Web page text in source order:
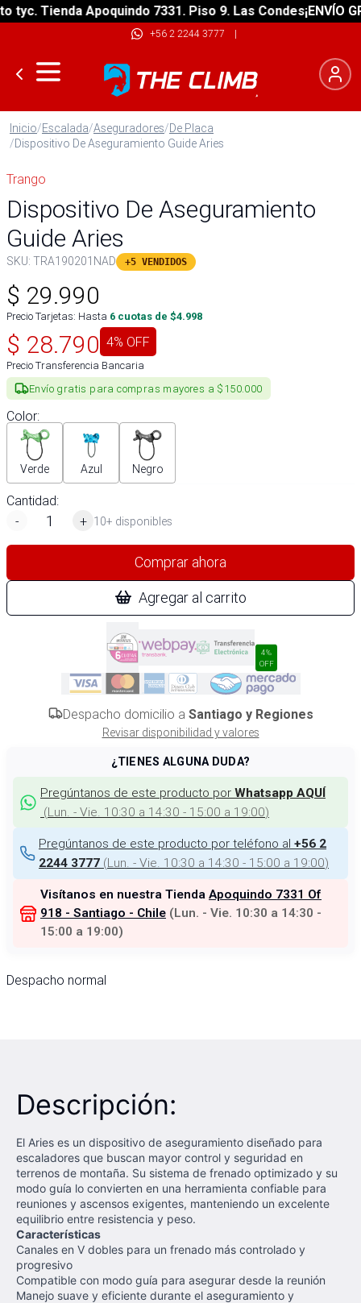
Tienda Apoquindo 7331. Piso 9. Las Condes¡ENVÍO
+56 2 2244 3777 |
Inicio/Escalada/Aseguradores/De Placa
/Dispositivo De Aseguramiento Guide Aries
Trango
Dispositivo De Aseguramiento
Guide Aries
SKU: TRA190201NAD +5 VENDIDOS
$ 29.990
Precio Tarjetas: Hasta 6 cuotas de $4.998
$ 28.790 4% OFF
Precio Transferencia Bancaria
Envío gratis para compras mayores a $150.000
Color:
Verde Azul Negro
Cantidad:
-
+ 10+ disponibles
Comprar ahora
Agregar al carrito
4%
OFF
Despacho domicilio a Santiago y Regiones
Revisar disponibilidad y valores
¿TIENES ALGUNA DUDA?
Pregúntanos de este producto por Whatsapp AQUÍ
(Lun. - Vie. 10:30 a 14:30 - 15:00 a 19:00)
Pregúntanos de este producto por teléfono al +56 2
2244 3777 (Lun. - Vie. 10:30 a 14:30 - 15:00 a 19:00)
Visítanos en nuestra Tienda Apoquindo 7331 Of
918 - Santiago - Chile (Lun. - Vie. 10:30 a 14:30 -
15:00 a 19:00)
Despacho normal
Descripción:
El Aries es un dispositivo de aseguramiento diseñado para
escaladores que buscan mayor control y seguridad en
terrenos de montaña. Su sistema de frenado optimizado y su
modo guía lo convierten en una herramienta confiable para
reuniones y ascensos exigentes, manteniendo un excelente
equilibrio entre resistencia y peso.
Características
Canales en V dobles para un frenado más controlado y
progresivo
Compatible con modo guía para asegurar desde la reunión
Manejo suave y eficiente durante el aseguramiento y